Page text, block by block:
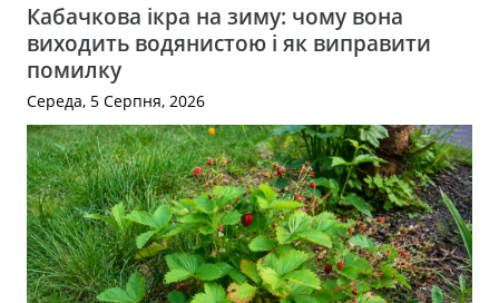
Кабачкова ікра на зиму: чому вона
виходить водянистою і як виправити
помилку
Середа, 5 Серпня, 2026